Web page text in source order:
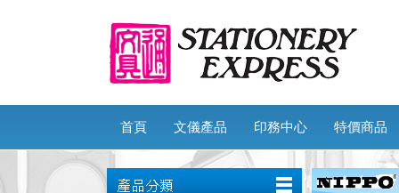
首頁 文儀產品 印務中心 特價商品